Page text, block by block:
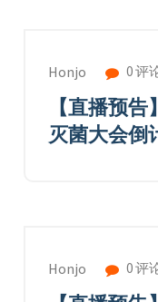
Honjo 0 评
【直播预
灭菌大会倒
Honjo 0 评